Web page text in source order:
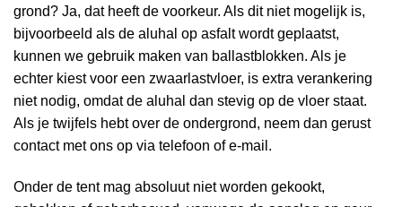
grond? Ja, dat heeft de voorkeur. Als dit niet mogelijk is,
bijvoorbeeld als de aluhal op asfalt wordt geplaatst,
kunnen we gebruik maken van ballastblokken. Als je
echter kiest voor een zwaarlastvloer, is extra verankering
niet nodig, omdat de aluhal dan stevig op de vloer staat.
Als je twijfels hebt over de ondergrond, neem dan gerust
contact met ons op via telefoon of e-mail.
Onder de tent mag absoluut niet worden gekookt,